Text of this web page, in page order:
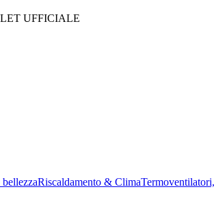
UFFICIALE
bellezzaRiscaldamento & Clima